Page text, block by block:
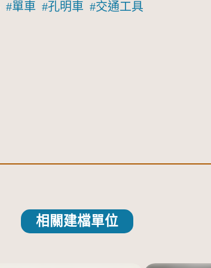
單車 孔明車 交通工具
相關建檔單位